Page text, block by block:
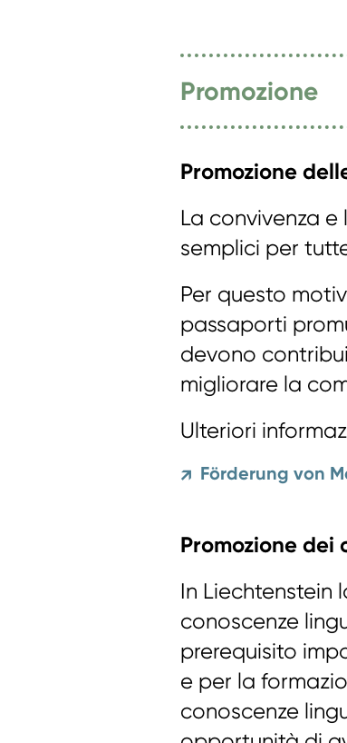
Promozione
Promozione
La convivenza
semplici per
Per questo
passaporti
devono
migliorare la
Ulteriori
↗ Förderung von
Promozione dei
In Liechtenstein
conoscenze
prerequisito
e per la
conoscenze